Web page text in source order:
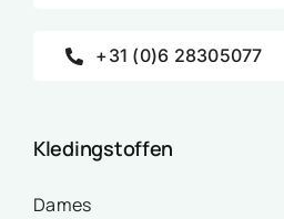
+31 (0)6 28305077
Kledingstoffen
Dames